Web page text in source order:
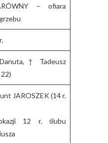
– ofiara
† Tadeusz
JAROSZEK (14 r.
12 r. ślubu